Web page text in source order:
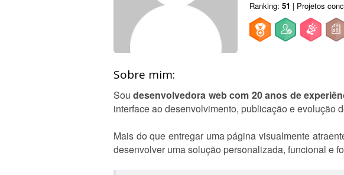
Ranking: 51 | Projetos
Sobre mim:
Soudesenvolvedora web com 20 anos de
interface ao desenvolvimento, publicação e evolução
Mais do que entregar uma página visualmente
desenvolver uma solução personalizada, funcional e